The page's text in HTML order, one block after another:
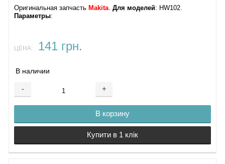
Оригинальная запчасть Makita.Для моделей: HW102.
Параметры:
ЦЕНА: 141 грн.
В наличии
- +
В корзину
Купити в 1 клік